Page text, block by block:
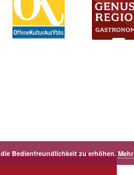
Bedienfreundlichkeit zu erhöhen.Mehr